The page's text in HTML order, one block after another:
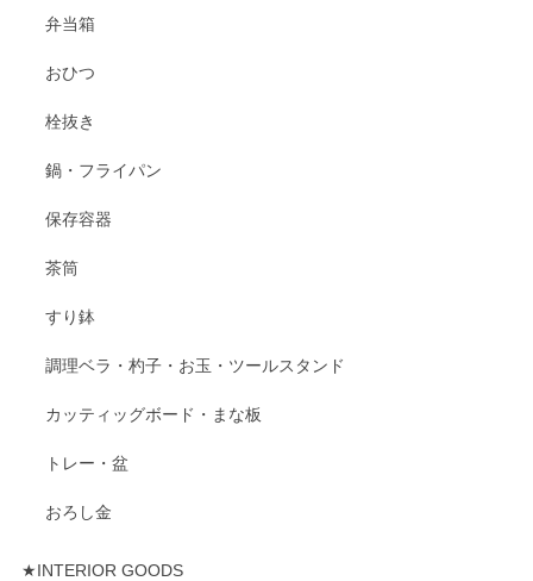
弁当箱
おひつ
栓抜き
鍋・フライパン
保存容器
茶筒
すり鉢
調理ベラ・杓子・お玉・ツールスタンド
カッティッグボード・まな板
トレー・盆
おろし金
★INTERIOR GOODS